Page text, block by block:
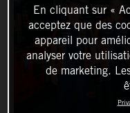
En cliquant sur «
acceptez que des
appareil pour
analyser votre
de marketing.